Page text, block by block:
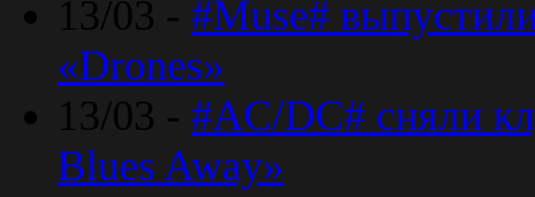
13/03 - #Muse#
«Drones»
13/03 - #AC/DC# сняли
Blues Away»